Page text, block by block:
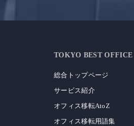
TOKYO BEST OFFICE
総合トップページ
サービス紹介
オフィス移転AtoZ
オフィス移転用語集